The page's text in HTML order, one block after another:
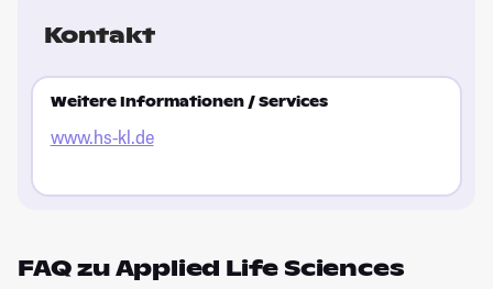
Kontakt
Weitere Informationen / Services
www.hs-kl.de
FAQ zu Applied Life Sciences